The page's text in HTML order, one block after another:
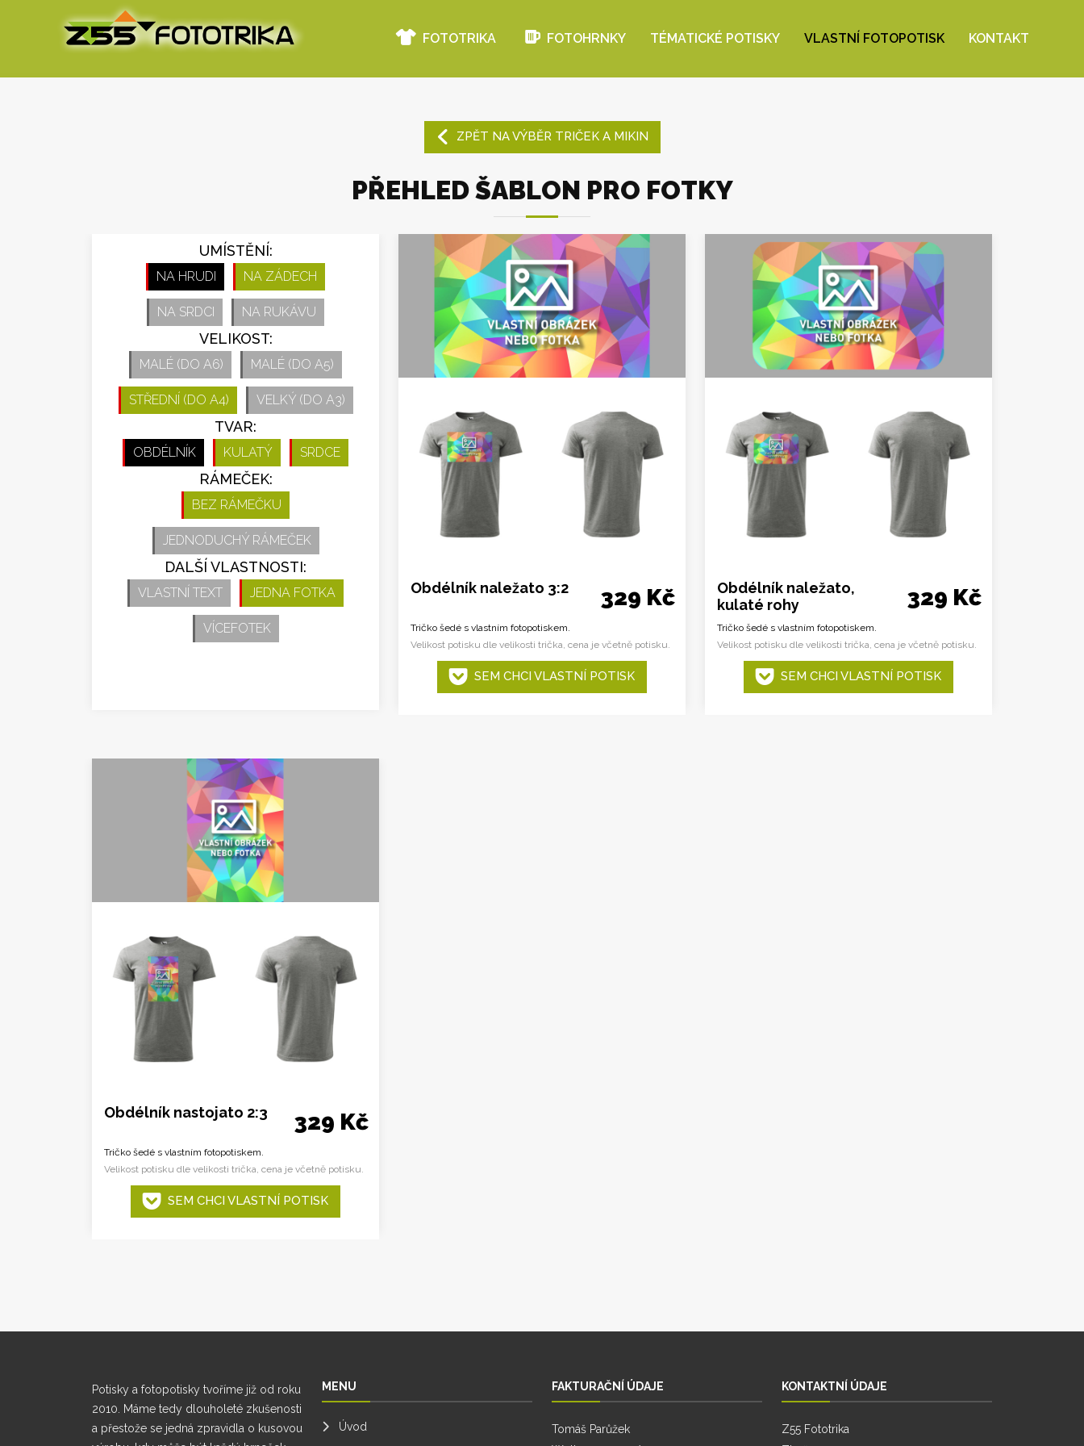
FOTOTRIKA FOTOHRNKY TÉMATICKÉ POTISKY VLASTNÍ FOTOPOTISK KONTAKT
ZPĚT NA VÝBĚR TRIČEK A MIKIN
PŘEHLED ŠABLON PRO FOTKY
UMÍSTĚNÍ:
NA HRUDI NA ZÁDECH
NA SRDCI NA RUKÁVU
VELIKOST:
MALÉ (DO A6) MALÉ (DO A5)
STŘEDNÍ (DO A4) VELKÝ (DO A3)
TVAR:
OBDÉLNÍK KULATÝ SRDCE
RÁMEČEK:
BEZ RÁMEČKU
JEDNODUCHÝ RÁMEČEK
DALŠÍ VLASTNOSTI:
VLASTNÍ TEXT JEDNA FOTKA
VÍCEFOTEK
Obdélník naležato 3:2 329 Kč
Tričko šedé s vlastním fotopotiskem.
Velikost potisku dle velikosti trička, cena je včetně potisku.
SEM CHCI VLASTNÍ POTISK
Obdélník naležato,
kulaté rohy
329 Kč
Tričko šedé s vlastním fotopotiskem.
Velikost potisku dle velikosti trička, cena je včetně potisku.
SEM CHCI VLASTNÍ POTISK
Obdélník nastojato 2:3 329 Kč
Tričko šedé s vlastním fotopotiskem.
Velikost potisku dle velikosti trička, cena je včetně potisku.
SEM CHCI VLASTNÍ POTISK
Potisky a fotopotisky tvoříme již od roku
2010. Máme tedy dlouholeté zkušenosti
a přestože se jedná zpravidla o kusovou
MENU
Úvod
FAKTURAČNÍ ÚDAJE
Tomáš Parůžek
KONTAKTNÍ ÚDAJE
Z55 Fototrika